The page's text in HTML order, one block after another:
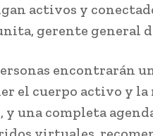
activos y
gerente general
encontrarán
el cuerpo activo y la
una completa